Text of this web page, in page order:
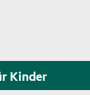
Kinder